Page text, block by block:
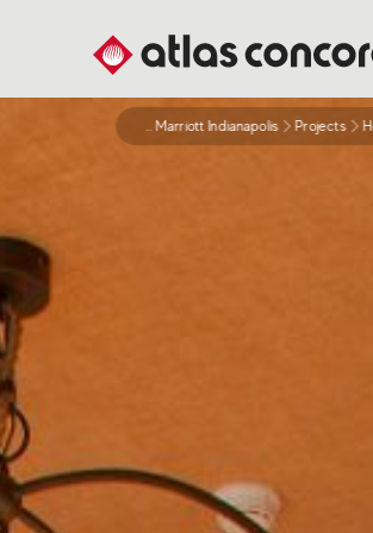
Projects
Jw Marriott Indianapolis